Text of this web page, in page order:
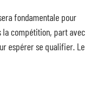
fondamentale pour
la compétition, part avec
espérer se qualifier. Le